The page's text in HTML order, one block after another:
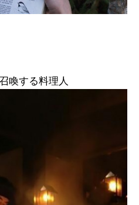
喚する料理人